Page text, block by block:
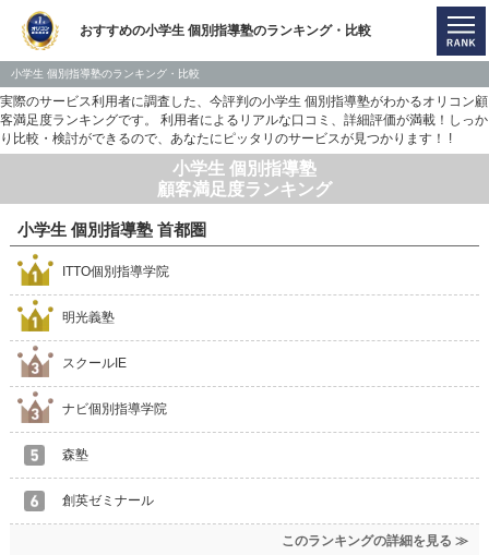
おすすめの小学生 個別指導塾のランキング・比較
小学生 個別指導塾のランキング・比較
実際のサービス利用者に調査した、今評判の小学生 個別指導塾がわかるオリコン顧
客満足度ランキングです。 利用者によるリアルな口コミ、詳細評価が満載！しっか
り比較・検討ができるので、あなたにピッタリのサービスが見つかります！ !
小学生 個別指導塾
顧客満足度ランキング
小学生 個別指導塾 首都圏
ITTO個別指導学院
明光義塾
スクールIE
ナビ個別指導学院
森塾
創英ゼミナール
このランキングの詳細を見る ≫